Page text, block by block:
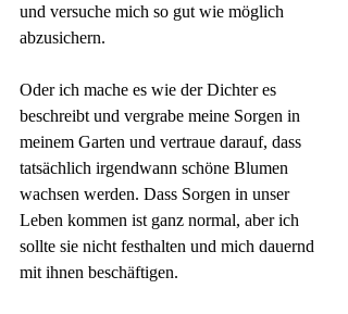
und versuche mich so gut wie möglich
abzusichern.
Oder ich mache es wie der Dichter es
beschreibt und vergrabe meine Sorgen in
meinem Garten und vertraue darauf, dass
tatsächlich irgendwann schöne Blumen
wachsen werden. Dass Sorgen in unser
Leben kommen ist ganz normal, aber ich
sollte sie nicht festhalten und mich dauernd
mit ihnen beschäftigen.